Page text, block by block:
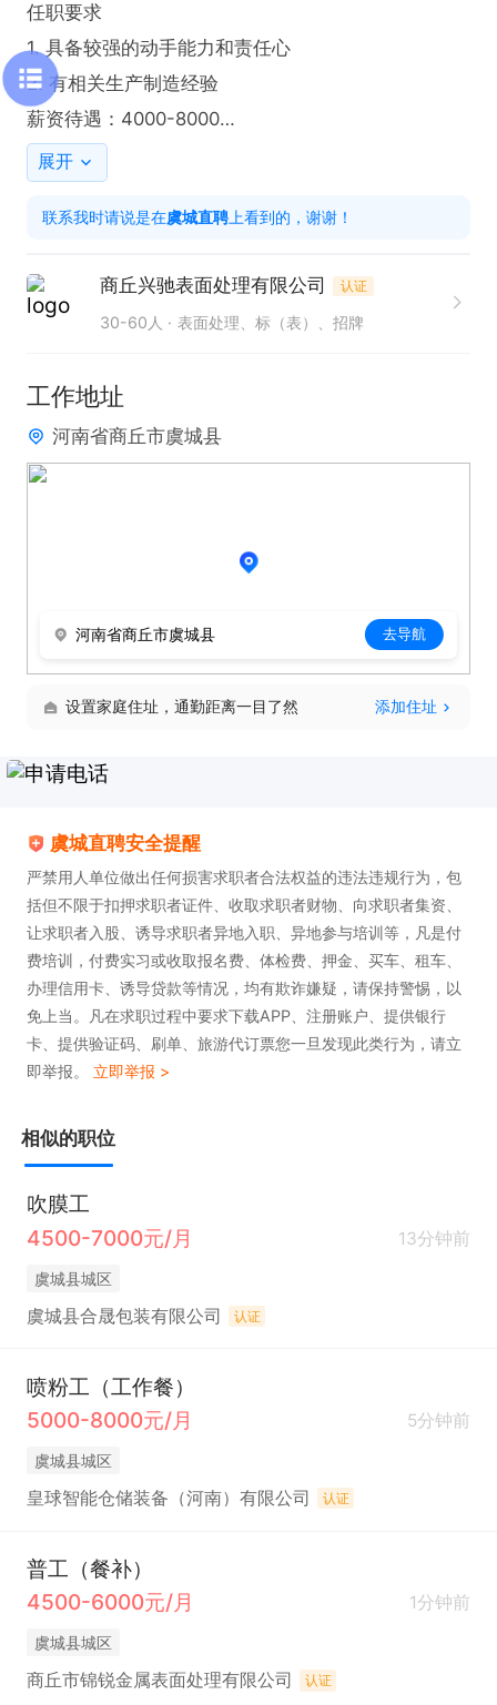
任职要求
1. 具备较强的动手能力和责任心
2. 有相关生产制造经验
薪资待遇：4000-8000
工作时间：長白班
展开
联系我时请说是在虞城直聘 上看到的，谢谢！
商丘兴驰表面处理有限公司 认证
30-60人 表面处理、标（表）、招牌
工作地址
河南省商丘市虞城县
河南省商丘市虞城县 去导航
设置家庭住址，通勤距离一目了然 添加住址
虞城直聘安全提醒
严禁用人单位做出任何损害求职者合法权益的违法违规行为，包
括但不限于扣押求职者证件、收取求职者财物、向求职者集资、
让求职者入股、诱导求职者异地入职、异地参与培训等，凡是付
费培训，付费实习或收取报名费、体检费、押金、买车、租车、
办理信用卡、诱导贷款等情况，均有欺诈嫌疑，请保持警惕，以
免上当。凡在求职过程中要求下载APP、注册账户、提供银行
卡、提供验证码、刷单、旅游代订票您一旦发现此类行为，请立
即举报。 立即举报 >
相似的职位
吹膜工
4500-7000元/月
13分钟前
虞城县城区
虞城县合晟包装有限公司 认证
喷粉工（工作餐）
5000-8000元/月
5分钟前
虞城县城区
皇球智能仓储装备（河南）有限公司 认证
普工（餐补）
4500-6000元/月
1分钟前
虞城县城区
商丘市锦锐金属表面处理有限公司 认证